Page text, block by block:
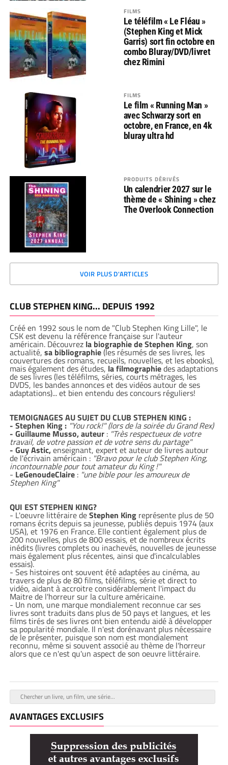
FILMS
Le téléfilm « Le Fléau »
(Stephen King et Mick
Garris) sort fin octobre en
combo Bluray/DVD/livret
chez Rimini
FILMS
Le film « Running Man »
avec Schwarzy sort en
octobre, en France, en 4k
bluray ultra hd
PRODUITS DÉRIVÉS
Un calendrier 2027 sur le
thème de « Shining » chez
The Overlook Connection
VOIR PLUS D'ARTICLES
CLUB STEPHEN KING... DEPUIS 1992
Créé en 1992 sous le nom de "Club Stephen King Lille", le
CSK est devenu la référence française sur l'auteur
américain. Découvrez la biographie de Stephen King, son
actualité, sa bibliographie(les résumés de ses livres, les
couvertures des romans, recueils, nouvelles, et les ebooks),
mais également des études, la filmographiedes adaptations
de ses livres (les téléfilms, séries, courts métrages, les
DVDS, les bandes annonces et des vidéos autour de ses
adaptations)... et bien entendu des concours réguliers!
TEMOIGNAGES AU SUJET DU CLUB STEPHEN KING :
- Stephen King : "You rock!" (lors de la soirée du Grand Rex)
- Guillaume Musso, auteur:"Très respectueux de votre
travail, de votre passion et de votre sens du partage"
- Guy Astic,enseignant, expert et auteur de livres autour
de l'écrivain américain :"Bravo pour le club Stephen King,
incontournable pour tout amateur du King !"
- LeGenoudeClaire: "une bible pour les amoureux de
Stephen King"
QUI EST STEPHEN KING?
- L'oeuvre littéraire deStephen Kingreprésente plus de 50
romans écrits depuis sa jeunesse, publiés depuis 1974 (aux
USA), et 1976 en France. Elle contient également plus de
200 nouvelles, plus de 800 essais, et de nombreux écrits
inédits (livres complets ou inachevés, nouvelles de jeunesse
mais également plus récentes, ainsi que d'incalculables
essais).
- Ses histoires ont souvent été adaptées au cinéma, au
travers de plus de 80 films, téléfilms, série et direct to
vidéo, aidant à accroitre considérablement l'impact du
Maitre de l'horreur sur la culture américaine.
- Un nom, une marque mondialement reconnue car ses
livres sont traduits dans plus de 50 pays et langues, et les
films tirés de ses livres ont bien entendu aidé à développer
sa popularité mondiale. Il n'est dorénavant plus nécessaire
de le présenter, puisque son nom est mondialement
reconnu, même si souvent associé au thème de l'horreur
alors que ce n'est qu'un aspect de son oeuvre littéraire.
AVANTAGES EXCLUSIFS